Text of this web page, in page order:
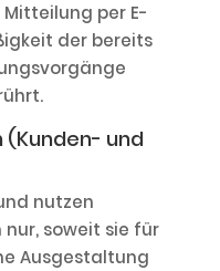
per E-
der bereits
und
nutzen
soweit sie für
Ausgestaltung